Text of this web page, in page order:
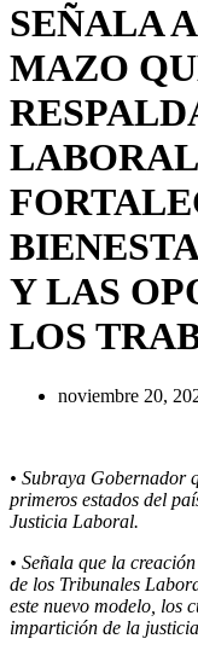
SEÑALA
MAZO
Y LAS
LOS
noviembre 20,
• Subraya Gobernador
primeros estados del
Justicia Laboral.
• Señala que la
de los Tribunales
este nuevo modelo, los
impartición de la